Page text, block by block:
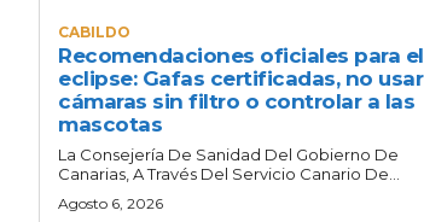
CABILDO
Recomendaciones oficiales para el
eclipse: Gafas certificadas, no usar
cámaras sin filtro o controlar a las
mascotas
La Consejería De Sanidad Del Gobierno De
Canarias, A Través Del Servicio Canario De...
Agosto 6, 2026